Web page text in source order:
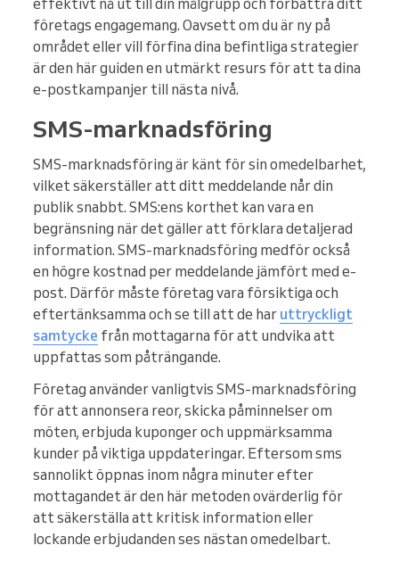
effektivt nå ut till din målgrupp och förbättra ditt
företags engagemang. Oavsett om du är ny på
området eller vill förfina dina befintliga strategier
är den här guiden en utmärkt resurs för att ta dina
e-postkampanjer till nästa nivå.
SMS-marknadsföring
SMS-marknadsföring är känt för sin omedelbarhet,
vilket säkerställer att ditt meddelande når din
publik snabbt. SMS:ens korthet kan vara en
begränsning när det gäller att förklara detaljerad
information. SMS-marknadsföring medför också
en högre kostnad per meddelande jämfört med e-
post. Därför måste företag vara försiktiga och
eftertänksamma och se till att de har uttryckligt
samtycke från mottagarna för att undvika att
uppfattas som påträngande.
Företag använder vanligtvis SMS-marknadsföring
för att annonsera reor, skicka påminnelser om
möten, erbjuda kuponger och uppmärksamma
kunder på viktiga uppdateringar. Eftersom sms
sannolikt öppnas inom några minuter efter
mottagandet är den här metoden ovärderlig för
att säkerställa att kritisk information eller
lockande erbjudanden ses nästan omedelbart.